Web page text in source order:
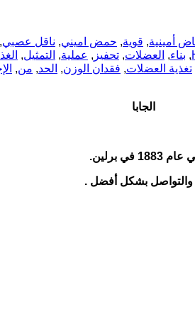
أمينية, قوية, حمض اميني, ناقل عصبي,
, بناء, العضلات, تحفيز , عملية, التمثيل,
تغذية العضلات, فقدان الوزن, الحد, من,
الجابا
برلين .
والتواصل بشكل أفضل .